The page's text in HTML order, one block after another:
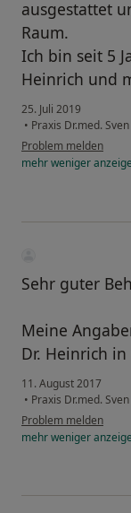
ausgestattet
Raum.
Ich bin seit 5
Heinrich und
25. Juli 2019
• Praxis Dr.med.
Problem melden
mehrweniger
Sehr guter
Meine
Dr. Heinrich
11. August 2017
• Praxis Dr.med.
Problem melden
mehrweniger